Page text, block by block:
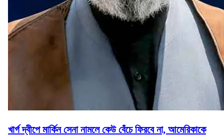
খার্গ দ্বীপে মার্কিন সেনা নামলে কেউ বেঁচে ফিরবে না, আমেরিকাকে